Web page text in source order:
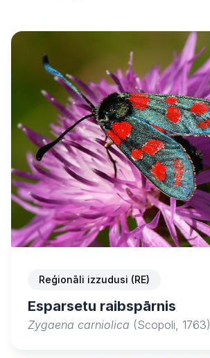
Reģionāli izzudusi (RE)
Esparsetu raibspārnis
Zygaena carniolica (Scopoli, 1763)